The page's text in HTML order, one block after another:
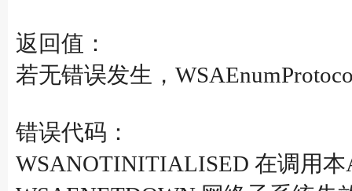
返回值：
若无错误发生，
错误代码：
WSANOTINITIALISED 在调用